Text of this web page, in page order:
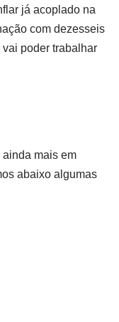
já acoplado na
com dezesseis
vai poder trabalhar
ainda mais em
abaixo algumas